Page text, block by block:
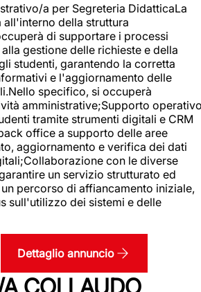
a per Segreteria DidatticaLa
all'interno della struttura
di supportare i processi
gestione delle richieste e della
studenti, garantendo la corretta
e l'aggiornamento delle
specifico, si occuperà
amministrative;Supporto
tramite strumenti digitali e CRM
office a supporto delle aree
aggiornamento e verifica dei dati
con le diverse
un servizio strutturato ed
percorso di affiancamento iniziale,
sull'utilizzo dei sistemi e delle
Dettaglio annuncio
COLLAUDO